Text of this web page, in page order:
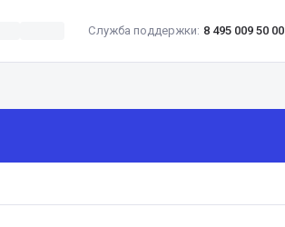
Служба поддержки: 8 495 009 50 00